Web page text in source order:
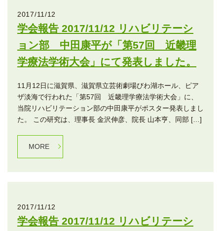
2017/11/12
学会報告 2017/11/12 リハビリテーシ
ョン部 中田康平が「第57回 近畿理
学療法学術大会」にて発表しました。
11月12日に滋賀県、滋賀県立芸術劇場びわ湖ホール、ピア
ザ淡海で行われた「第57回 近畿理学療法学術大会」に、
当院リハビリテーション部の中田康平がポスター発表しまし
た。 この研究は、理事長 金沢伸彦、院長 山本亨、同部 […]
MORE
2017/11/12
学会報告 2017/11/12 リハビリテーシ